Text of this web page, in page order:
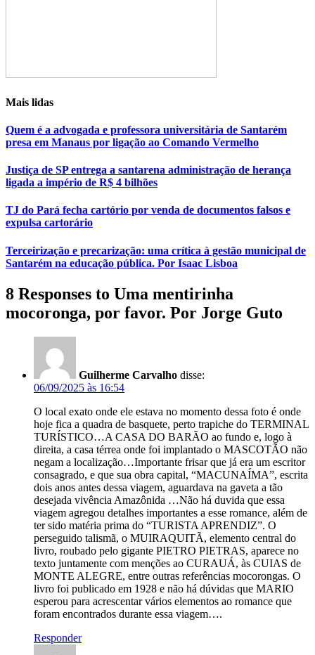
Mais lidas
Quem é a advogada e professora universitária de Santarém
presa em Manaus por ligação ao Comando Vermelho
Justiça de SP entrega a santarena administração de herança
ligada a império de R$ 4 bilhões
TJ do Pará fecha cartório por venda de documentos falsos e
expulsa cartorário
Terceirização e precarização: uma crítica à gestão municipal de
Santarém na educação pública. Por Isaac Lisboa
8 Responses to Uma mentirinha
mocoronga, por favor. Por Jorge Guto
Guilherme Carvalho disse:
06/09/2025 às 16:54
O local exato onde ele estava no momento dessa foto é onde
hoje fica a quadra de basquete, perto trapiche do TERMINAL
TURÍSTICO…A CASA DO BARÃO ao fundo e, logo à
direita, a casa térrea onde foi implantado o MASCOTÃO não
negam a localização…Importante frisar que já era um escritor
consagrado, e que sua obra capital, “MACUNAÍMA”, escrita
dois anos antes dessa viagem, aguardava na gaveta a tão
desejada vivência Amazônida …Não há duvida que essa
viagem agregou detalhes importantes a esse romance, além de
ter sido matéria prima do “TURISTA APRENDIZ”. O
perseguido talismã, o MUIRAQUITÃ, elemento central do
livro, roubado pelo gigante PIETRO PIETRAS, aparece no
texto juntamente com menções ao CURAUÁ, às CUIAS de
MONTE ALEGRE, entre outras referências mocorongas. O
livro foi publicado em 1928 e não há dúvidas que MARIO
esperou para acrescentar vários elementos ao romance que
foram encontrados durante essa viagem….
Responder